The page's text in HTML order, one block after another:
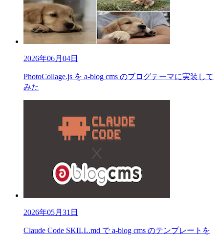
2026年06月04日
PhotoCollage.js を a-blog cms のブログテーマに実装して
みた
2026年05月31日
Claude Code SKILL.md で a-blog cms のテンプレートを